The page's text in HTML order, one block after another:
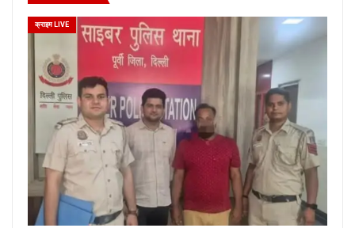
क्राइम LIVE